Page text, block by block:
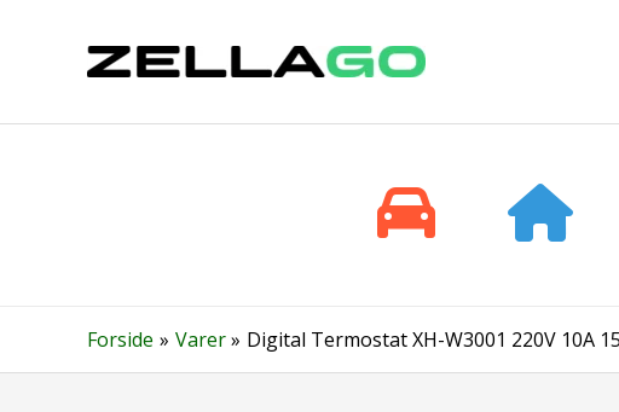
Forside Varer Digital Termostat XH-W3001 220V 10A